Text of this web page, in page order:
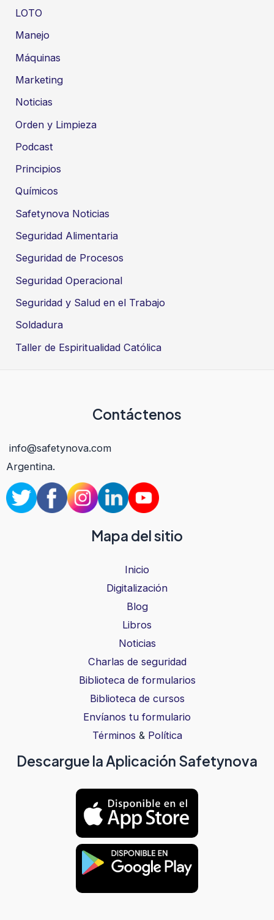
LOTO
Manejo
Máquinas
Marketing
Noticias
Orden y Limpieza
Podcast
Principios
Químicos
Safetynova Noticias
Seguridad Alimentaria
Seguridad de Procesos
Seguridad Operacional
Seguridad y Salud en el Trabajo
Soldadura
Taller de Espiritualidad Católica
Contáctenos
info@safetynova.com
Argentina.
Mapa del sitio
Inicio
Digitalización
Blog
Libros
Noticias
Charlas de seguridad
Biblioteca de formularios
Biblioteca de cursos
Envíanos tu formulario
Términos & Política
Descargue la Aplicación Safetynova